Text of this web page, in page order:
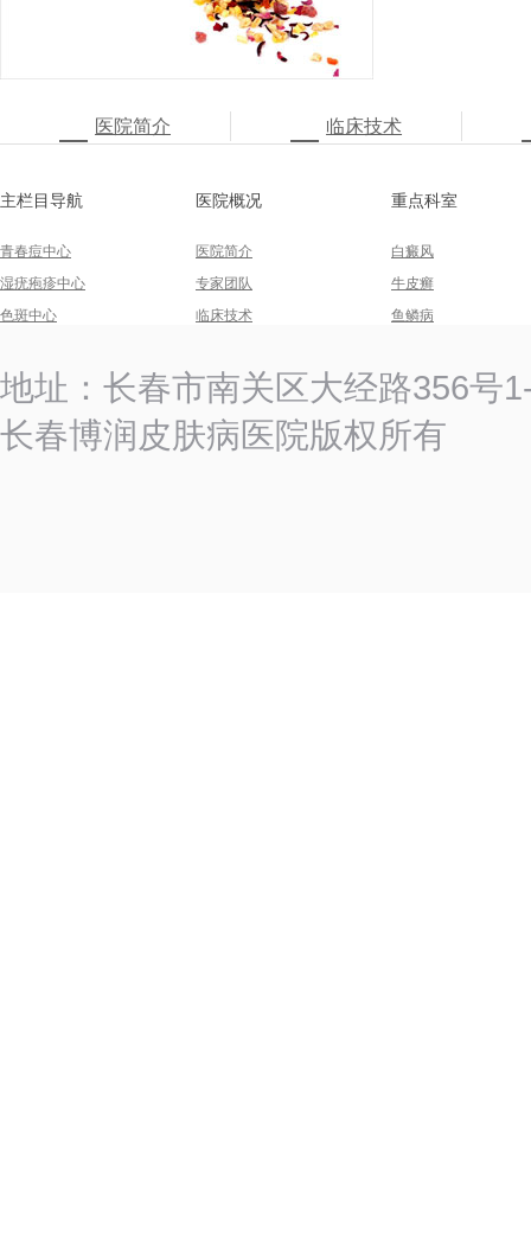
医院简介 临床技术
主栏目导航
青春痘中心
湿疣疱疹中心
色斑中心
医院概况
医院简介
专家团队
临床技术
重点科室
白癜风
牛皮癣
鱼鳞病
地址：长春市南关区大经路356号
长春博润皮肤病医院版权所有